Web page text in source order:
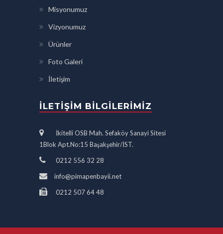
Misyonumuz
Vizyonumuz
Ürünler
Foto Galeri
İletişim
İLETIŞIM BILGILERIMIZ
İkitelli OSB Mah. Sefaköy Sanayi Sitesi
1Blok Apt.No:15 Başakşehir/İST.
0212 556 32 28
info@pimapenbayii.net
0212 507 64 48